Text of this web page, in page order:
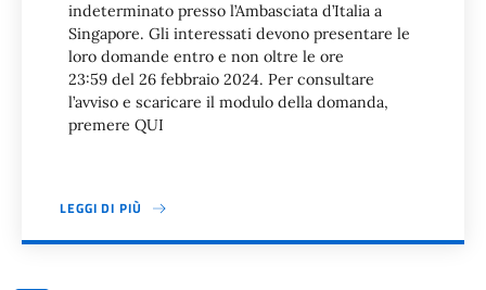
indeterminato presso l’Ambasciata d’Italia a
Singapore. Gli interessati devono presentare le
loro domande entro e non oltre le ore
23:59 del 26 febbraio 2024. Per consultare
l’avviso e scaricare il modulo della domanda,
premere QUI
LEGGI DI PIÙ